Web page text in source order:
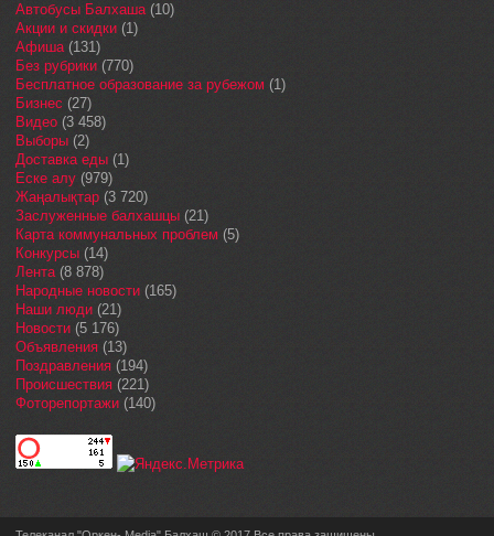
Автобусы Балхаша(10)
Акции и скидки (1)
Афиша(131)
Без рубрики (770)
Бесплатное образование за рубежом (1)
Бизнес (27)
Видео (3 458)
Выборы (2)
Доставка еды (1)
Еске алу (979)
Жаңалықтар (3 720)
Заслуженные балхашцы (21)
Карта коммунальных проблем (5)
Конкурсы (14)
Лента(8 878)
Народные новости (165)
Наши люди (21)
Новости (5 176)
Объявления (13)
Поздравления (194)
Происшествия (221)
Фоторепортажи (140)